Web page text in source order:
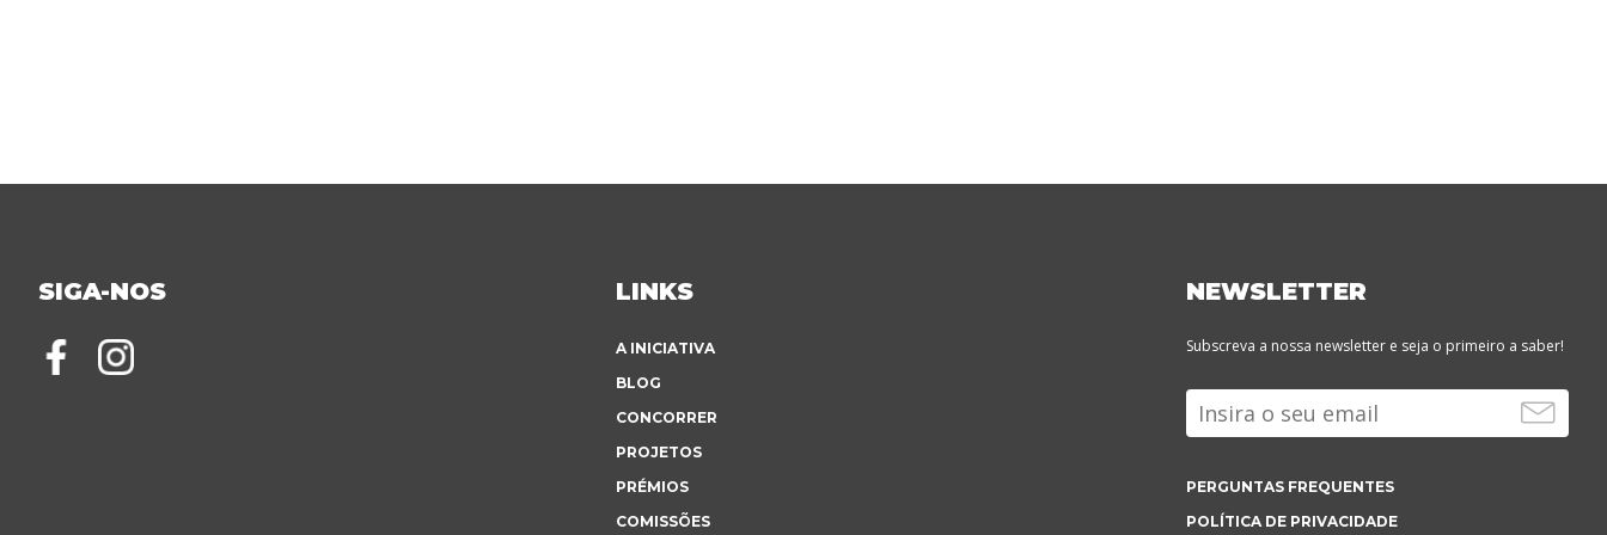
SIGA-NOS LINKS
A INICIATIVA
BLOG
CONCORRER
PROJETOS
PRÉMIOS
COMISSÕES
NEWSLETTER
Subscreva a nossa newsletter e seja o primeiro a saber!
PERGUNTAS FREQUENTES
POLÍTICA DE PRIVACIDADE